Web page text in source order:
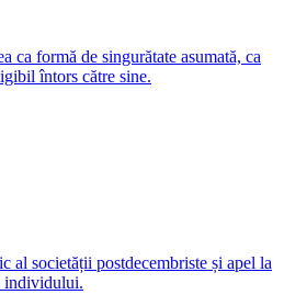
formă de singurătate asumată, ca
întors către sine.
societății postdecembriste și apel la
individului.